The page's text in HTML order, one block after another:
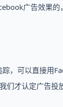
广告效果
踪，可以直接用
们才认定广告